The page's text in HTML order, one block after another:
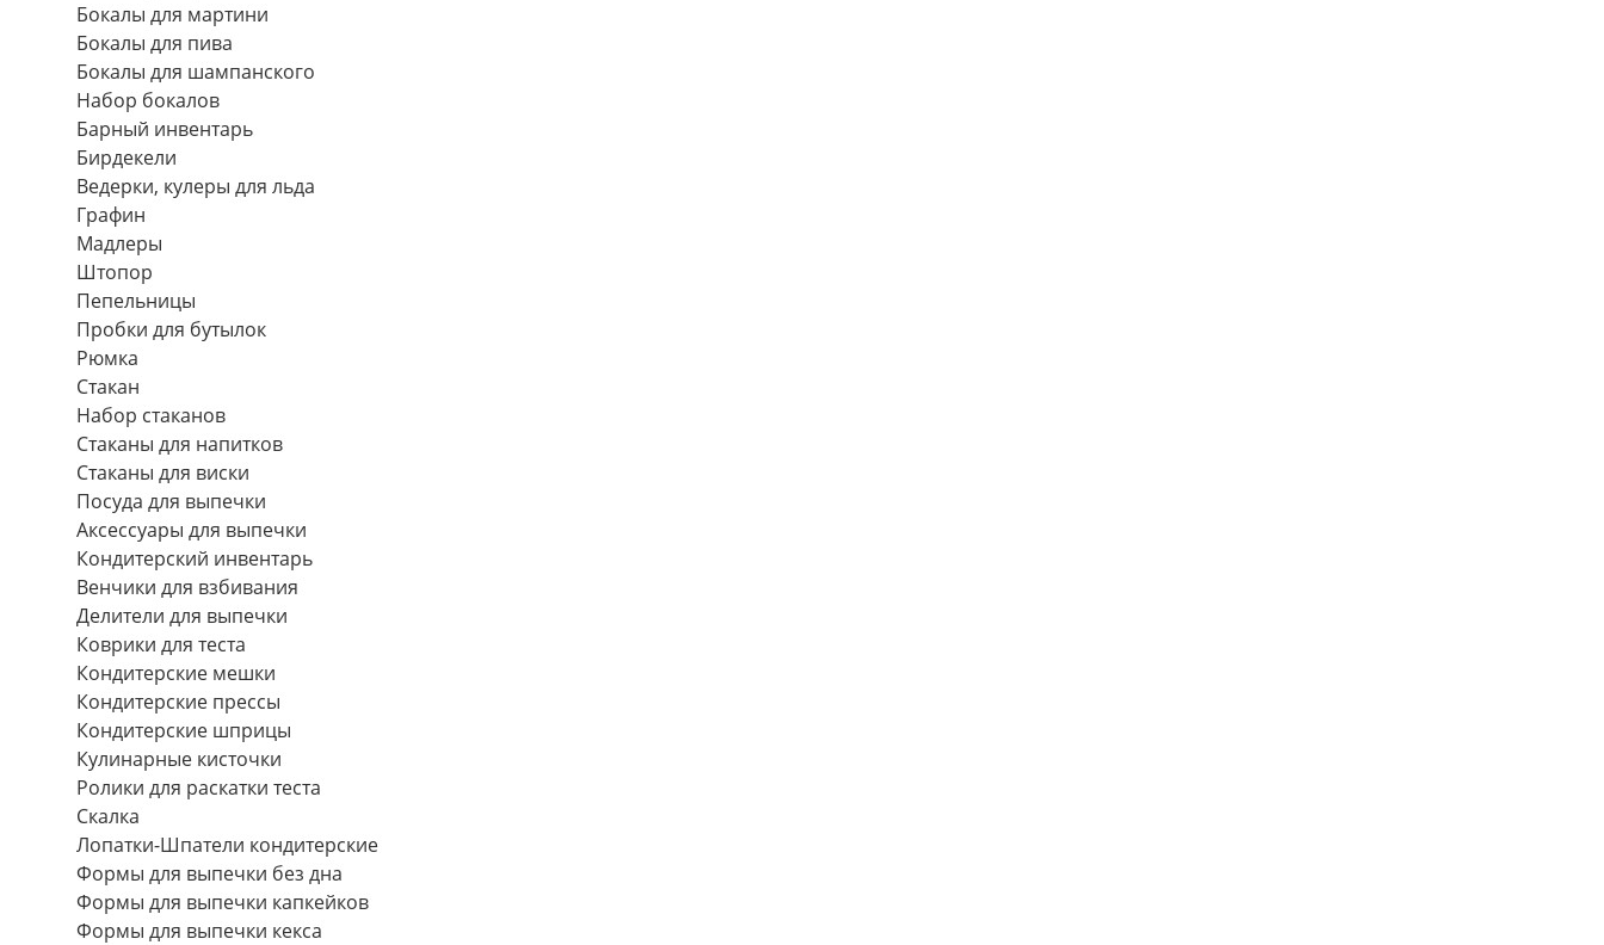
Бокалы для мартини
Бокалы для пива
Бокалы для шампанского
Набор бокалов
Барный инвентарь
Бирдекели
Ведерки, кулеры для льда
Графин
Мадлеры
Штопор
Пепельницы
Пробки для бутылок
Рюмка
Стакан
Набор стаканов
Стаканы для напитков
Стаканы для виски
Посуда для выпечки
Аксессуары для выпечки
Кондитерский инвентарь
Венчики для взбивания
Делители для выпечки
Коврики для теста
Кондитерские мешки
Кондитерские прессы
Кондитерские шприцы
Кулинарные кисточки
Ролики для раскатки теста
Скалка
Лопатки-Шпатели кондитерские
Формы для выпечки без дна
Формы для выпечки капкейков
Формы для выпечки кекса